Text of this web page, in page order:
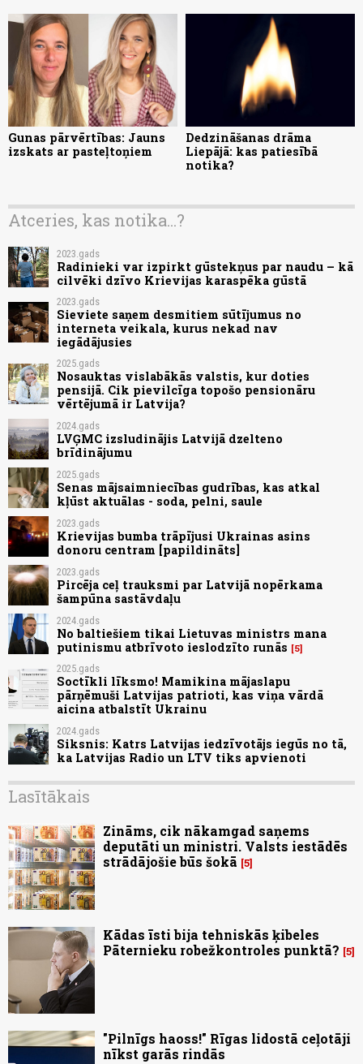
Gunas pārvērtības: Jauns
izskats ar pasteļtoņiem
Dedzināšanas drāma
Liepājā: kas patiesībā
notika?
Atceries, kas notika...?
2023.gads
Radinieki var izpirkt gūstekņus par naudu – kā
cilvēki dzīvo Krievijas karaspēka gūstā
2023.gads
Sieviete saņem desmitiem sūtījumus no
interneta veikala, kurus nekad nav
iegādājusies
2025.gads
Nosauktas vislabākās valstis, kur doties
pensijā. Cik pievilcīga topošo pensionāru
vērtējumā ir Latvija?
2024.gads
LVĢMC izsludinājis Latvijā dzelteno
brīdinājumu
2025.gads
Senas mājsaimniecības gudrības, kas atkal
kļūst aktuālas - soda, pelni, saule
2023.gads
Krievijas bumba trāpījusi Ukrainas asins
donoru centram [papildināts]
2023.gads
Pircēja ceļ trauksmi par Latvijā nopērkama
šampūna sastāvdaļu
2024.gads
No baltiešiem tikai Lietuvas ministrs mana
putinismu atbrīvoto ieslodzīto runās
5
2025.gads
Soctīkli līksmo! Mamikina mājaslapu
pārņēmuši Latvijas patrioti, kas viņa vārdā
aicina atbalstīt Ukrainu
2024.gads
Siksnis: Katrs Latvijas iedzīvotājs iegūs no tā,
ka Latvijas Radio un LTV tiks apvienoti
Lasītākais
Zināms, cik nākamgad saņems
deputāti un ministri. Valsts iestādēs
strādājošie būs šokā 5
Kādas īsti bija tehniskās ķibeles
Pāternieku robežkontroles punktā? 5
"Pilnīgs haoss!" Rīgas lidostā ceļotāji
nīkst garās rindās